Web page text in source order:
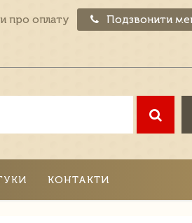
про оплату Подзвонити
КОНТАКТИ